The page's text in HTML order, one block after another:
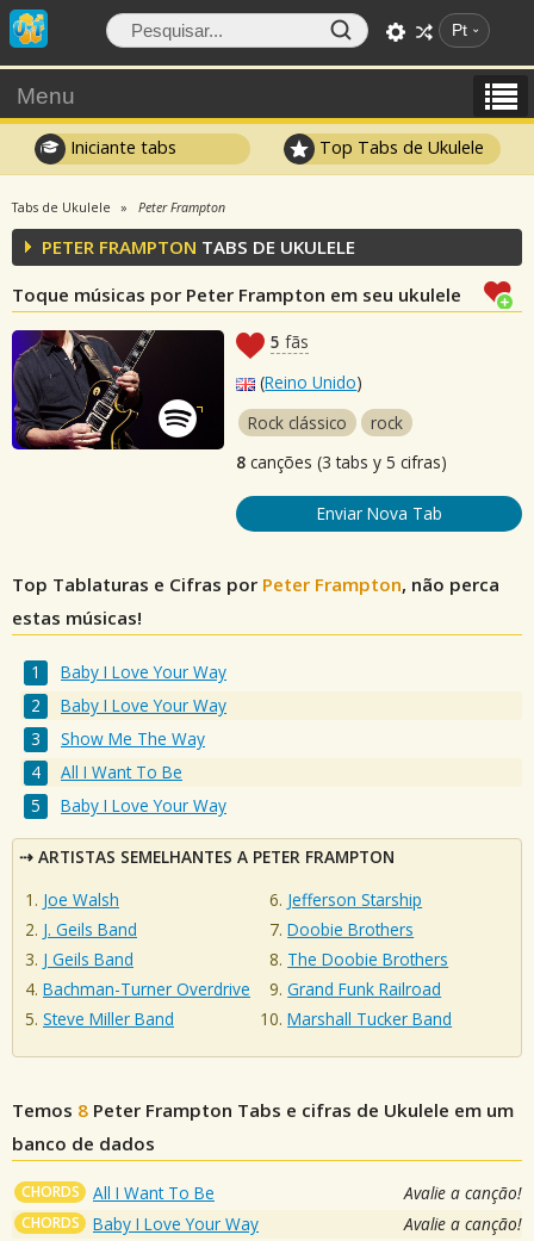
Pt
Menu
Iniciante tabs Top Tabs de Ukulele
Tabs de Ukulele Peter Frampton
PETER FRAMPTON TABS DE UKULELE
Toque músicas por Peter Frampton em seu ukulele
5 fãs
(Reino Unido)
Rock clássico
rock
8 canções (3 tabs y 5 cifras)
Enviar Nova Tab
Top Tablaturas e Cifras por Peter Frampton, não perca
estas músicas!
Baby I Love Your Way
Baby I Love Your Way
Show Me The Way
All I Want To Be
Baby I Love Your Way
ARTISTAS SEMELHANTES A PETER FRAMPTON
Joe Walsh
J. Geils Band
J Geils Band
Bachman-Turner Overdrive
Steve Miller Band
Jefferson Starship
Doobie Brothers
The Doobie Brothers
Grand Funk Railroad
Marshall Tucker Band
Temos 8 Peter Frampton Tabs e cifras de Ukulele em um
banco de dados
CHORDS All I Want To Be Avalie a canção!
CHORDS Baby I Love Your Way Avalie a canção!